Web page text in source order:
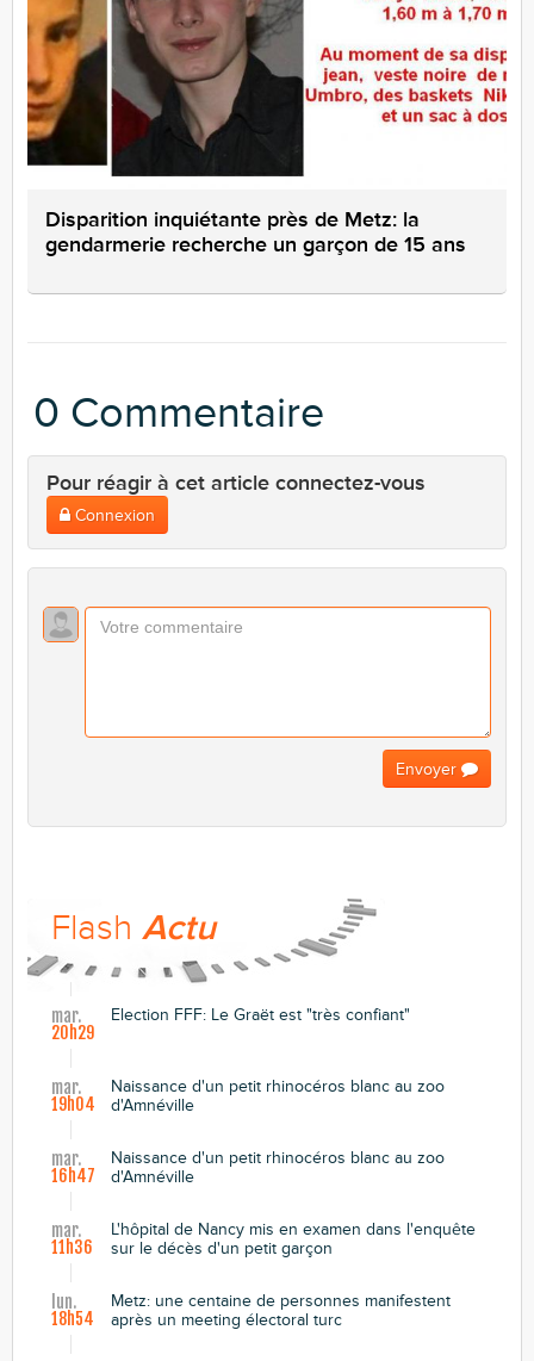
Disparition inquiétante près de Metz: la
gendarmerie recherche un garçon de 15 ans
0 Commentaire
Pour réagir à cet article connectez-vous
Connexion
Envoyer
Flash Actu
mar.
20h29
Election FFF: Le Graët est "très confiant"
mar.
19h04
Naissance d'un petit rhinocéros blanc au zoo
d'Amnéville
mar.
16h47
Naissance d'un petit rhinocéros blanc au zoo
d'Amnéville
mar.
11h36
L'hôpital de Nancy mis en examen dans l'enquête
sur le décès d'un petit garçon
lun.
18h54
Metz: une centaine de personnes manifestent
après un meeting électoral turc